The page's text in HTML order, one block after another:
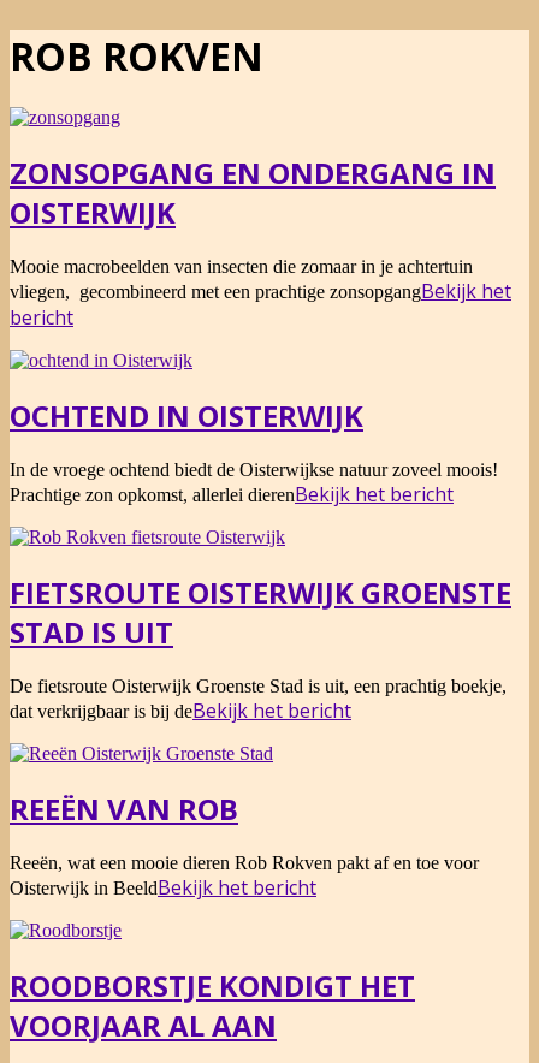
ROB ROKVEN
ZONSOPGANG EN ONDERGANG IN
OISTERWIJK
2016-
09-
27
Mooie macrobeelden van insecten die zomaar in je achtertuin
vliegen, gecombineerd met een prachtige zonsopgangBekijk het
bericht
OCHTEND IN OISTERWIJK
2015-
08-
In de vroege ochtend biedt de Oisterwijkse natuur zoveel moois!
Prachtige zon opkomst, allerlei dierenBekijk het bericht
FIETSROUTE OISTERWIJK GROENSTE
STAD IS UIT
2014-
07-
De fietsroute Oisterwijk Groenste Stad is uit, een prachtig boekje,
dat verkrijgbaar is bij deBekijk het bericht
REEËN VAN ROB
2014-
04-
Reeën, wat een mooie dieren Rob Rokven pakt af en toe voor
Oisterwijk in BeeldBekijk het bericht
ROODBORSTJE KONDIGT HET
VOORJAAR AL AAN